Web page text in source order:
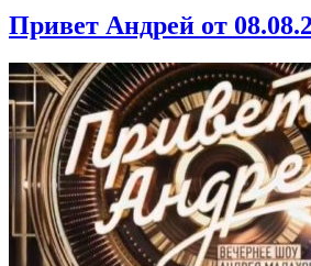
Привет Андрей от